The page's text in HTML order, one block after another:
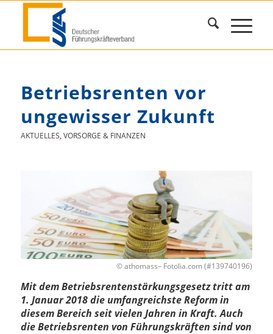
Betriebsrenten vor
ungewisser Zukunft
AKTUELLES, VORSORGE & FINANZEN
© athomass– Fotolia.com (#139740196)
Mit dem Betriebsrentenstärkungsgesetz tritt am
1. Januar 2018 die umfangreichste Reform in
diesem Bereich seit vielen Jahren in Kraft. Auch
die Betriebsrenten von Führungskräften sind von